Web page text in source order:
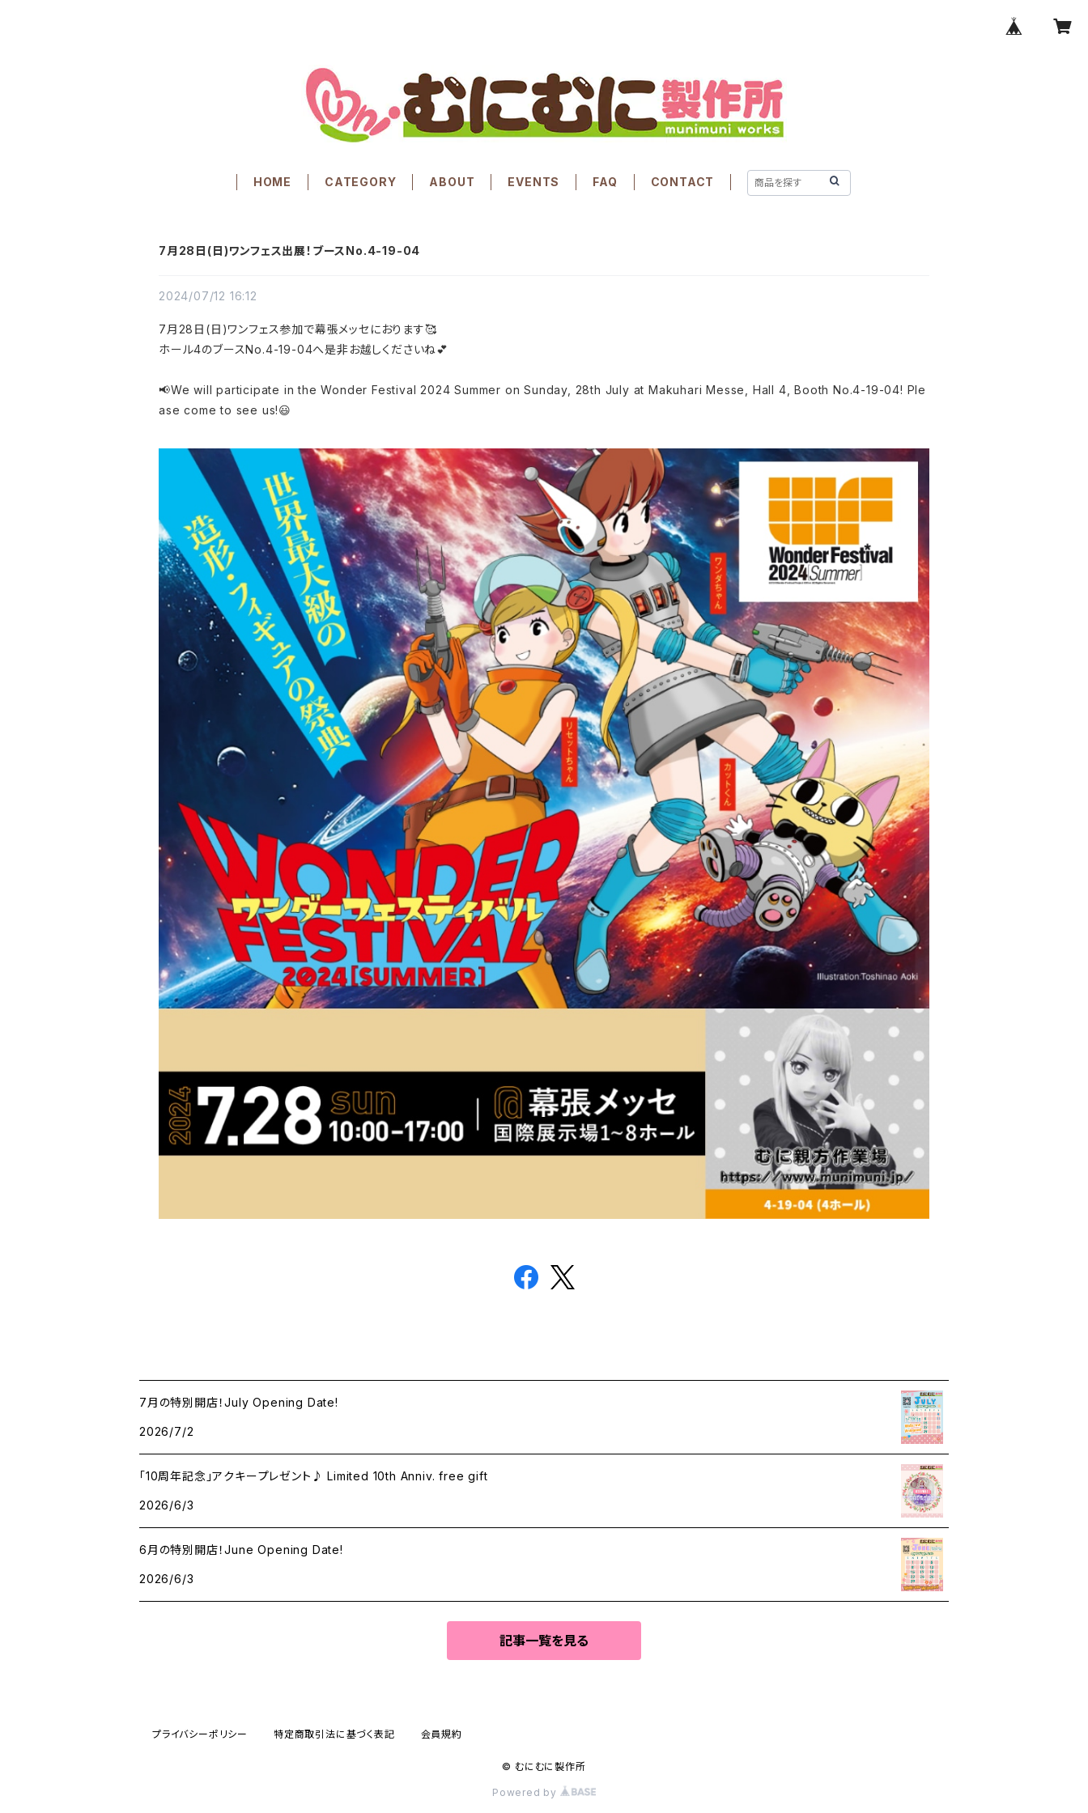
HOME CATEGORY ABOUT EVENTS FAQ CONTACT
7月28日(日)ワンフェス出展！ブースNo.4-19-04
2024/07/12 16:12
7月28日(日)ワンフェス参加で幕張メッセにおります🥰
ホール4のブースNo.4-19-04へ是非お越しくださいね💕
📢We will participate in the Wonder Festival 2024 Summer on Sunday, 28th July at Makuhari Messe, Hall 4, Booth No.4-19-04! Ple
ase come to see us!😃
7月の特別開店！July Opening Date!
2026/7/2
「10周年記念」アクキープレゼント♪ Limited 10th Anniv. free gift
2026/6/3
6月の特別開店！June Opening Date!
2026/6/3
記事一覧を見る
プライバシーポリシー 特定商取引法に基づく表記 会員規約
© むにむに製作所
Powered by